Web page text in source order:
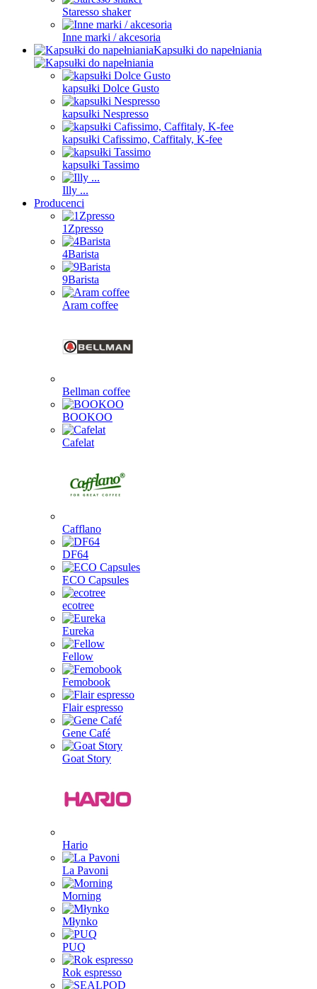
Staresso shaker
Inne marki / akcesoria
Kapsułki do napełniania
kapsułki Dolce Gusto
kapsułki Nespresso
kapsułki Cafissimo, Caffitaly, K-fee
kapsułki Tassimo
Illy ...
Producenci
1Zpresso
4Barista
9Barista
Aram coffee
Bellman coffee
BOOKOO
Cafelat
Cafflano
DF64
ECO Capsules
ecotree
Eureka
Fellow
Femobook
Flair espresso
Gene Café
Goat Story
Hario
La Pavoni
Morning
Młynko
PUQ
Rok espresso